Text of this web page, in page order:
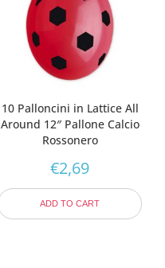
10 Palloncini in Lattice All
Around 12″ Pallone Calcio
Rossonero
€2,69
ADD TO CART